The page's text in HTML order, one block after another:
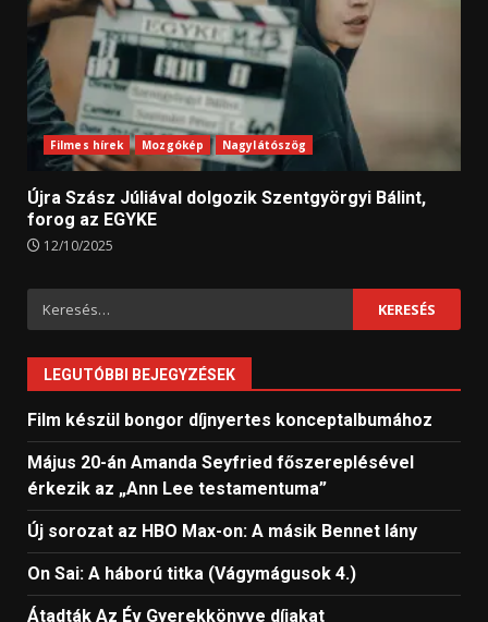
Filmes hírek Mozgókép Nagylátószög
Újra Szász Júliával dolgozik Szentgyörgyi Bálint,
forog az EGYKE
12/10/2025
Keresés:
LEGUTÓBBI BEJEGYZÉSEK
Film készül bongor díjnyertes konceptalbumához
Május 20-án Amanda Seyfried főszereplésével
érkezik az „Ann Lee testamentuma”
Új sorozat az HBO Max-on: A másik Bennet lány
On Sai: A ​háború titka (Vágymágusok 4.)
Átadták Az Év Gyerekkönyve díjakat